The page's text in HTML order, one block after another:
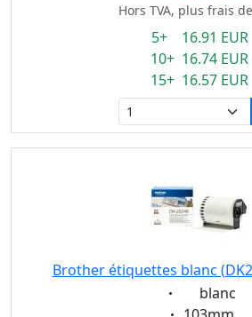
Hors TVA, plus frais
5+ 16.91 EUR
10+ 16.74 EUR
15+ 16.57 EUR
Brother étiquettes blanc
Eigenschaft:
blanc